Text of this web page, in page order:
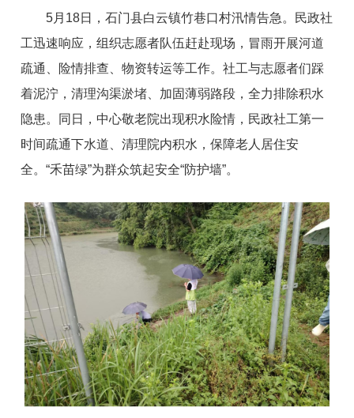
5月18日，石门县白云镇竹巷口村汛情告急。民政社
工迅速响应，组织志愿者队伍赶赴现场，冒雨开展河道
疏通、险情排查、物资转运等工作。社工与志愿者们踩
着泥泞，清理沟渠淤堵、加固薄弱路段，全力排除积水
隐患。同日，中心敬老院出现积水险情，民政社工第一
时间疏通下水道、清理院内积水，保障老人居住安
全。“禾苗绿”为群众筑起安全“防护墙”。